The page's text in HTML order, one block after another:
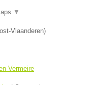
▼
Vlaanderen)
Vermeire